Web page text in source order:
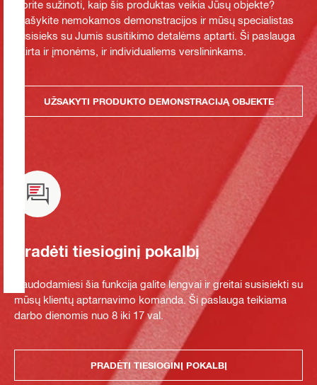
Norite sužinoti, kaip šis produktas veikia Jūsų objekte?
Prašykite nemokamos demonstracijos ir mūsų specialistas
susisieks su Jumis susitikimo detalėms aptarti. Ši paslauga
skirta ir įmonėms, ir individualiems verslininkams.
UŽSAKYTI PRODUKTO DEMONSTRACIJĄ OBJEKTE
Pradėti tiesioginį pokalbį
Naudodamiesi šia funkcija galite lengvai ir greitai susisiekti su
mūsų klientų aptarnavimo komanda. Ši paslauga teikiama
darbo dienomis nuo 8 iki 17 val.
PRADĖTI TIESIOGINĮ POKALBĮ